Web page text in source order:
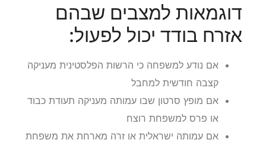
דוגמאות למצבים שבהם
אזרח בודד יכול לפעול:
אם נודע למשפחה כי הרשות הפלסטינית מעניקה
קצבה חודשית למחבל
אם מופץ סרטון שבו עמותה מעניקה תעודת כבוד
או פרס למשפחת רוצח
אם עמותה ישראלית או זרה מארחת את משפחת